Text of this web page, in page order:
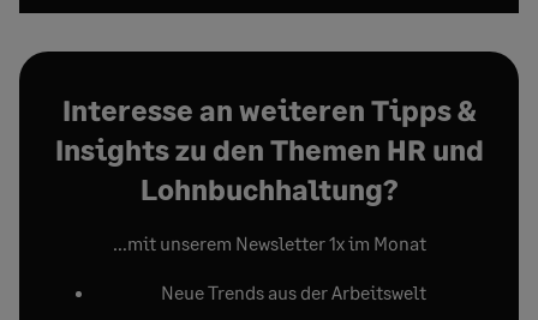
Interesse an weiteren Tipps &
Insights zu den Themen HR und
Lohnbuchhaltung?
…mit unserem Newsletter 1x im Monat
Neue Trends aus der Arbeitswelt